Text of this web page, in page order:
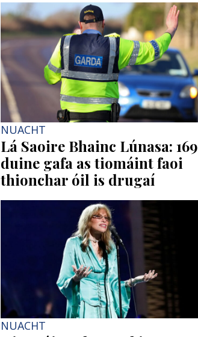
NUACHT
Lá Saoire Bhainc Lúnasa: 169
duine gafa as tiomáint faoi
thionchar óil is drugaí
NUACHT